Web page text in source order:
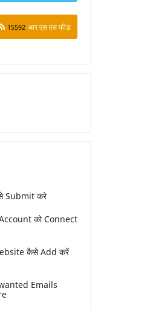
15592 आर एस एस फीड
Submit करे
को Connect
कैसे Add करें
Emails